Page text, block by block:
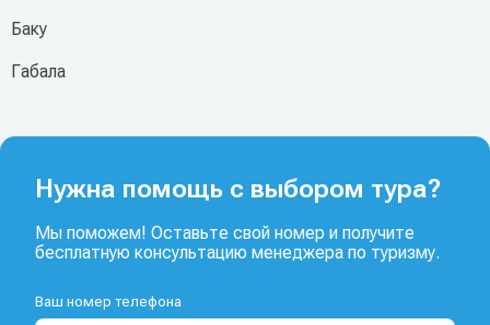
Баку
Габала
Нужна помощь с выбором тура?
Мы поможем! Оставьте свой номер и получите
бесплатную консультацию менеджера по туризму.
Ваш номер телефона